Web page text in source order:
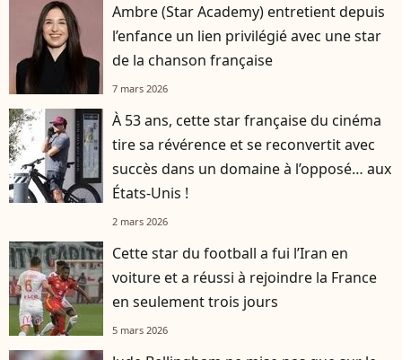
Ambre (Star Academy) entretient depuis
l’enfance un lien privilégié avec une star
de la chanson française
7 mars 2026
À 53 ans, cette star française du cinéma
tire sa révérence et se reconvertit avec
succès dans un domaine à l’opposé… aux
États-Unis !
2 mars 2026
Cette star du football a fui l’Iran en
voiture et a réussi à rejoindre la France
en seulement trois jours
5 mars 2026